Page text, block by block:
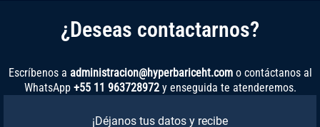
¿Deseas contactarnos?
Escríbenos a administracion@hyperbariceht.com o contáctanos al
WhatsApp +55 11 963728972 y enseguida te atenderemos.
¡Déjanos tus datos y recibe